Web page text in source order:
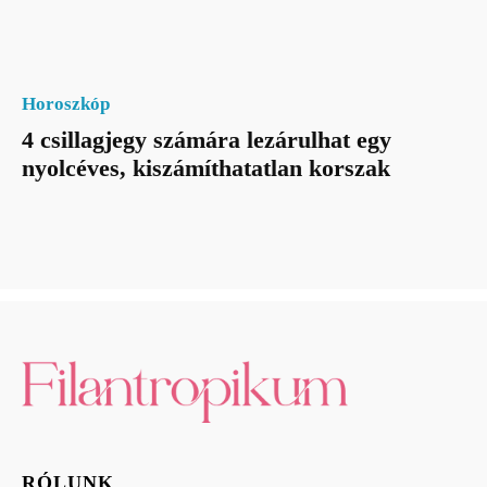
Horoszkóp
4 csillagjegy számára lezárulhat egy
nyolcéves, kiszámíthatatlan korszak
RÓLUNK